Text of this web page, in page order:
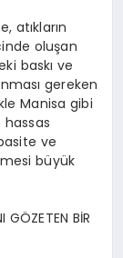
atıkların
oluşan
baskı ve
gereken
Manisa gibi
hassas
ve
büyük
GÖZETEN BİR